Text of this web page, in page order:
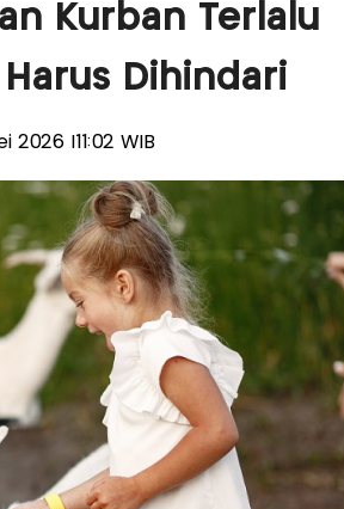
Kurban Terlalu
Dihindari
2026 |11:02 WIB